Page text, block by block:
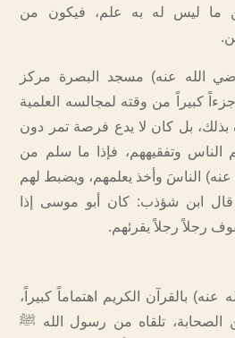
ما ليس له به علم، فيكون من
الله عنه) مسجد البصرة مركز
كبيراً من وقته لمجالسه العلمية
بذلك، بل كان لا يدع فرصة تمر دون
الناس وتفقيههم، فإذا ما سلم من
عنه) الناسَ وأخذ يعلمهم، ويضبط لهم
قال ابن شؤذب: كان أبو موسى إذا
رجلاً رجلاً يقرئهم.
بالقرآن الكريم اهتماماً كبيراً،
الصحابة، تلقاه من رسول الله ﷺ